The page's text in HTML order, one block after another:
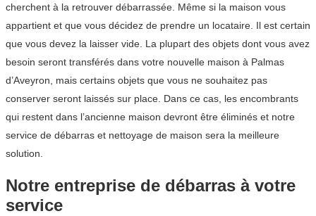
cherchent à la retrouver débarrassée. Même si la maison vous
appartient et que vous décidez de prendre un locataire. Il est certain
que vous devez la laisser vide. La plupart des objets dont vous avez
besoin seront transférés dans votre nouvelle maison à Palmas
d’Aveyron, mais certains objets que vous ne souhaitez pas
conserver seront laissés sur place. Dans ce cas, les encombrants
qui restent dans l’ancienne maison devront être éliminés et notre
service de débarras et nettoyage de maison sera la meilleure
solution.
Notre entreprise de débarras à votre
service